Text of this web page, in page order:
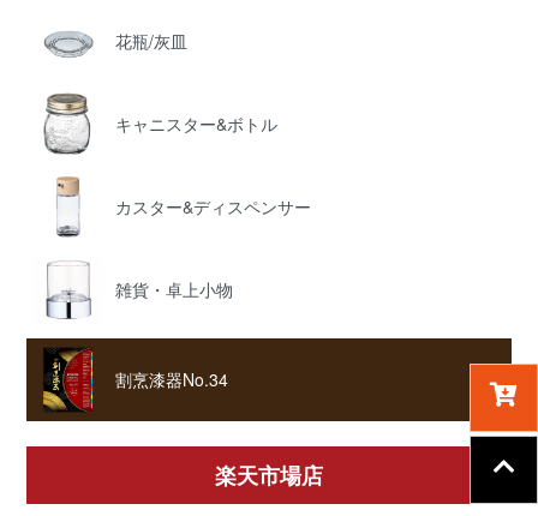
花瓶/灰皿
キャニスター&ボトル
カスター&ディスペンサー
雑貨・卓上小物
割烹漆器No.34
楽天市場店